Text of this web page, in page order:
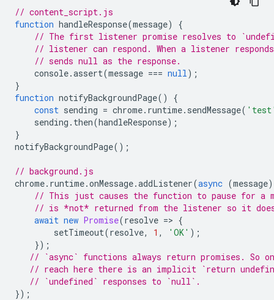
// content_script.js
function handleResponse(message)
{
// The first listener promise resolves to
// listener can respond. When a listener
// sends null as the response.
console.assert(message === null);
}
function notifyBackgroundPage()
{
const sending = chrome. runtime. sendMessage(
sending . then(handleResponse);
}
notifyBackgroundPage();
// background.js
chrome. runtime.onMessage.addListener(async (message)
// This just causes the function to pause for a
// is *not* returned from the listener so it
await new Promise(resolve => {
setTimeout(resolve, 1 , 'OK' );
});
// `async` functions always return promises. So
// reach here there is an implicit `return
// `undefined` responses to `null`.
});